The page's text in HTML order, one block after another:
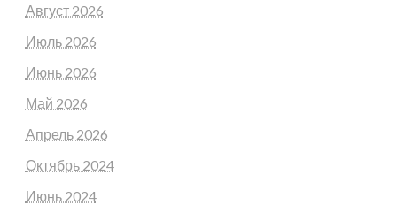
Август 2026
Июль 2026
Июнь 2026
Май 2026
Апрель 2026
Октябрь 2024
Июнь 2024